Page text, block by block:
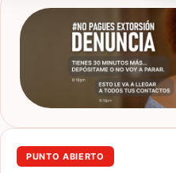
PUNTO ABIERTO